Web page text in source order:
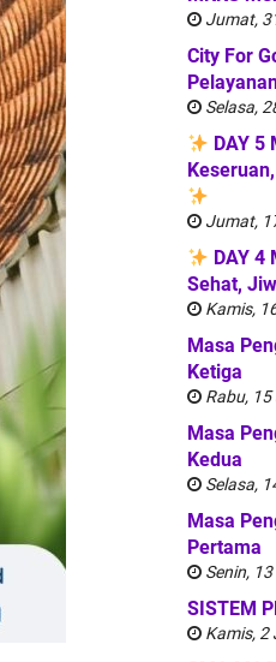
Jumat,
City For
Selasa,
DAY 5
Jumat,
DAY 4
Sehat,
Kamis,
Masa
Ketiga
Rabu, 15
Masa
Kedua
Selasa,
Masa
Pertama
Senin,
SISTEM
Kamis, 2